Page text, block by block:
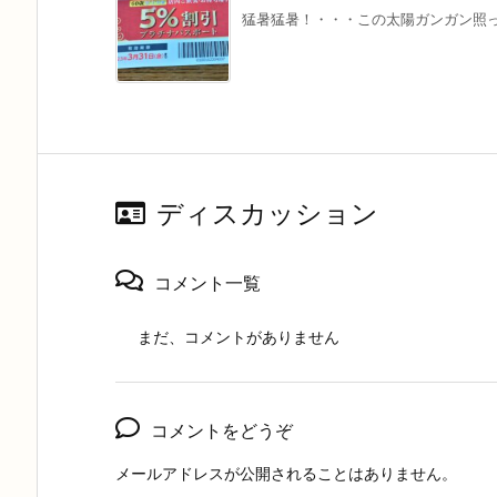
猛暑猛暑！・・・この太陽ガンガン照
ディスカッション
コメント一覧
まだ、コメントがありません
コメントをどうぞ
メールアドレスが公開されることはありません。